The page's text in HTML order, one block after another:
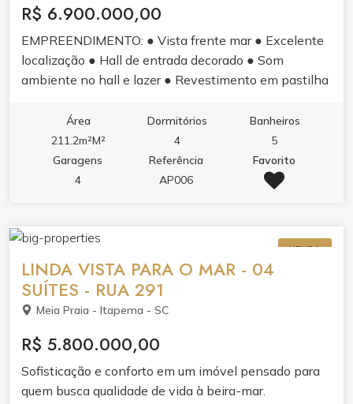
R$ 6.900.000,00
EMPREENDIMENTO: ● Vista frente mar ● Excelente
localização ● Hall de entrada decorado ● Som
ambiente no hall e lazer ● Revestimento em pastilha
Sensores de presença nas luzes das áreas comuns ●
Gerador de energia para situações de emergência ●
Infraestrutura para medidores de água, luz e gás
individuais ● Vaga privativa com infraestrutura para
vagas garagem, sendo 01 com infraestrutura para
integrados ● Sacada com churrasqueira c/ exaustor
elétrico ● Acabamento em gesso ● Piso vinílico nas
áreas íntimas ● Piso porcelanato nas áreas comuns ●
Portas e rodapés laqueados em branco ● Tubulação
para ar condicionado tipo ?split? ● Infraestrutura para
aquecimento a gás ● Antena coletiva ● Medidores de
água, luz e gás individuais ● Infraestrutura para
Área
211.2m²M²
Dormitórios
4
Banheiros
5
Garagens
4
Referência
AP006
Favorito
VENDA
LINDA VISTA PARA O MAR - 04
SUÍTES - RUA 291
Meia Praia - Itapema - SC
R$ 5.800.000,00
Sofisticação e conforto em um imóvel pensado para
quem busca qualidade de vida à beira-mar.